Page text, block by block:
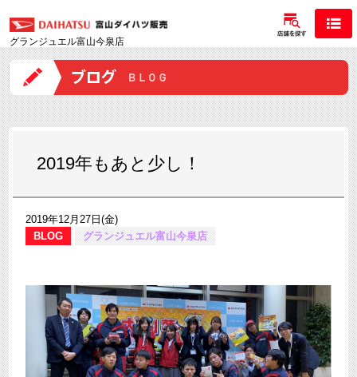
グランジュエル富山今泉店
2019年もあと少し！
2019年12月27日(金)
BLOG
グランジュエル富山今泉店